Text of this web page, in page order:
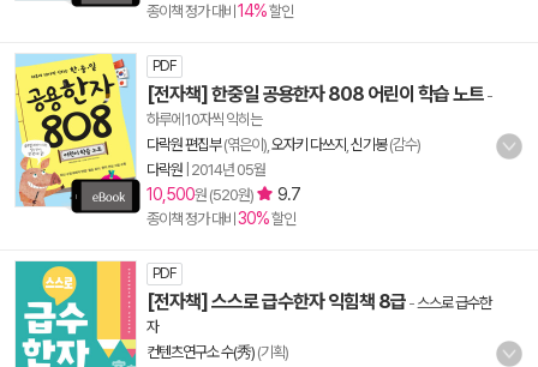
종이책 정가 대비 14%할인
PDF
[전자책] 한중일 공용한자 808 어린이 학습 노트 -
하루에 10자씩 익히는
다락원 편집부(엮은이), 오자키 다쓰지 신기봉(감수)
다락원 2014년 05월
10,500원 (520원) 9.7
종이책 정가 대비 30%할인
PDF
[전자책] 스스로 급수한자 익힘책 8급 -스스로 급수한
자
컨텐츠연구소 수(秀) (기획)